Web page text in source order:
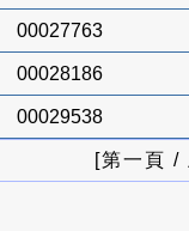
00027763
00028186
00029538
[第一頁 /